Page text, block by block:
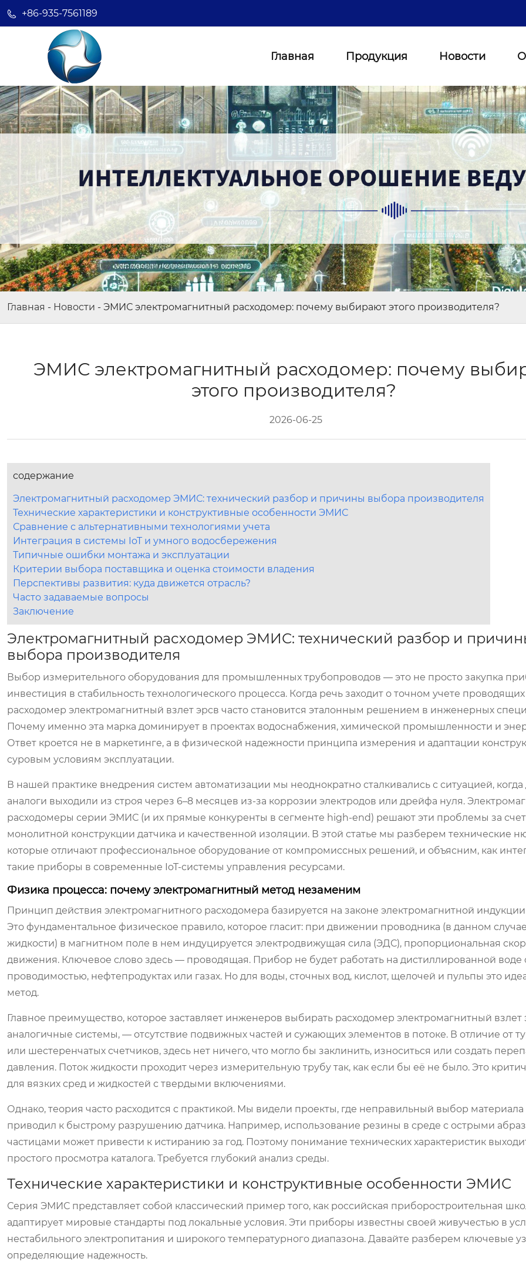
+86-935-7561189
Главная Продукция Новости
Главная - Новости - ЭМИС электромагнитный расходомер: почему выбирают этого производителя?
ЭМИС электромагнитный расходомер: почему
этого производителя?
2026-06-25
содержание
Электромагнитный расходомер ЭМИС: технический разбор и причины выбора производителя
Технические характеристики и конструктивные особенности ЭМИС
Сравнение с альтернативными технологиями учета
Интеграция в системы IoT и умного водосбережения
Типичные ошибки монтажа и эксплуатации
Критерии выбора поставщика и оценка стоимости владения
Перспективы развития: куда движется отрасль?
Часто задаваемые вопросы
Заключение
Электромагнитный расходомер ЭМИС: технический разбор и
выбора производителя
Выбор измерительного оборудования для промышленных трубопроводов — это не просто закупка
инвестиция в стабильность технологического процесса. Когда речь заходит о точном учете
расходомер электромагнитный взлет эрсв часто становится эталонным решением в инженерных
Почему именно эта марка доминирует в проектах водоснабжения, химической промышленности и
Ответ кроется не в маркетинге, а в физической надежности принципа измерения и адаптации
суровым условиям эксплуатации.
В нашей практике внедрения систем автоматизации мы неоднократно сталкивались с ситуацией,
аналоги выходили из строя через 6–8 месяцев из-за коррозии электродов или дрейфа нуля.
расходомеры серии ЭМИС (и их прямые конкуренты в сегменте high-end) решают эти проблемы за счет
монолитной конструкции датчика и качественной изоляции. В этой статье мы разберем технические
которые отличают профессиональное оборудование от компромиссных решений, и объясним, как
такие приборы в современные IoT-системы управления ресурсами.
Физика процесса: почему электромагнитный метод незаменим
Принцип действия электромагнитного расходомера базируется на законе электромагнитной
Это фундаментальное физическое правило, которое гласит: при движении проводника (в данном
жидкости) в магнитном поле в нем индуцируется электродвижущая сила (ЭДС), пропорциональная
движения. Ключевое слово здесь — проводящая. Прибор не будет работать на дистиллированной воде
проводимостью, нефтепродуктах или газах. Но для воды, сточных вод, кислот, щелочей и пульпы это
метод.
Главное преимущество, которое заставляет инженеров выбирать расходомер электромагнитный взлет
аналогичные системы, — отсутствие подвижных частей и сужающих элементов в потоке. В отличие от
или шестеренчатых счетчиков, здесь нет ничего, что могло бы заклинить, износиться или создать
давления. Поток жидкости проходит через измерительную трубу так, как если бы её не было. Это
для вязких сред и жидкостей с твердыми включениями.
Однако, теория часто расходится с практикой. Мы видели проекты, где неправильный выбор
приводил к быстрому разрушению датчика. Например, использование резины в среде с острыми
частицами может привести к истиранию за год. Поэтому понимание технических характеристик
простого просмотра каталога. Требуется глубокий анализ среды.
Технические характеристики и конструктивные особенности ЭМИС
Серия ЭМИС представляет собой классический пример того, как российская приборостроительная
адаптирует мировые стандарты под локальные условия. Эти приборы известны своей живучестью в
нестабильного электропитания и широкого температурного диапазона. Давайте разберем ключевые
определяющие надежность.